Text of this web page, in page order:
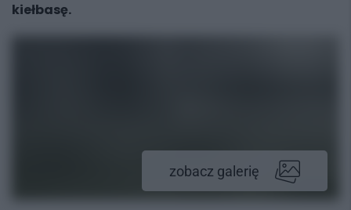
kiełbasę.
zobacz galerię